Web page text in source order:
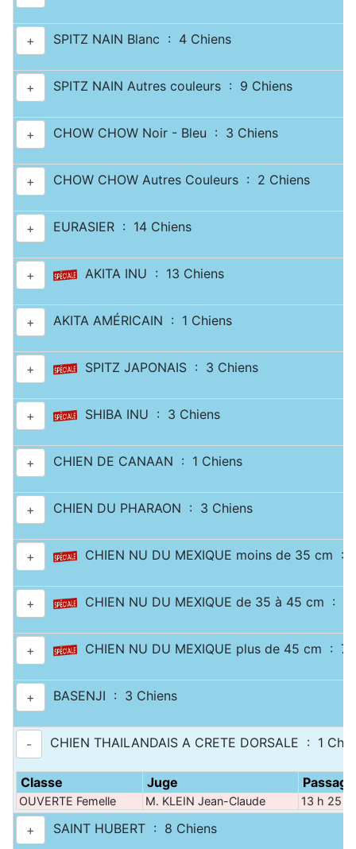
+ SPITZ NAIN Blanc : 4 Chiens
+ SPITZ NAIN Autres couleurs : 9 Chiens
+ CHOW CHOW Noir - Bleu : 3 Chiens
+ CHOW CHOW Autres Couleurs : 2 Chiens
+ EURASIER : 14 Chiens
+ AKITA INU : 13 Chiens
+ AKITA AMÉRICAIN : 1 Chiens
+ SPITZ JAPONAIS : 3 Chiens
+ SHIBA INU : 3 Chiens
+ CHIEN DE CANAAN : 1 Chiens
+ CHIEN DU PHARAON : 3 Chiens
+ CHIEN NU DU MEXIQUE moins de 35 cm :
+ CHIEN NU DU MEXIQUE de 35 à 45 cm : 1
+ CHIEN NU DU MEXIQUE plus de 45 cm : 7
+ BASENJI : 3 Chiens
- CHIEN THAILANDAIS A CRETE DORSALE : 1
Classe Juge Passage
OUVERTE Femelle M. KLEIN Jean-Claude 13 h 25
+ SAINT HUBERT : 8 Chiens